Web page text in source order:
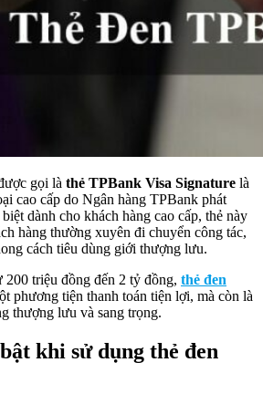
gọi là thẻ TPBank Visa Signature là
cao cấp do Ngân hàng TPBank phát
dành cho khách hàng cao cấp, thẻ này
hàng thường xuyên đi chuyển công tác,
cách tiêu dùng giới thượng lưu.
triệu đồng đến 2 tỷ đồng, thẻ đen
phương tiện thanh toán tiện lợi, mà còn là
thượng lưu và sang trọng.
khi sử dụng thẻ đen